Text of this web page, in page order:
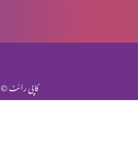
مسیح کی الوہیت پارٹ 4
کاپی رائٹ © 2022 زندگی ٹی وی۔ جملہ حقوق محفوظ ہیں